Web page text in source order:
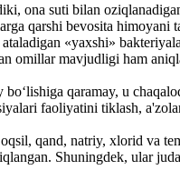
ona suti bilan
qarshi bevosita
«yaxshi»
omillar mavjudligi ham
qaramay, u
faoliyatini tiklash,
qand, natriy, xlorid va
Shuningdek, ular